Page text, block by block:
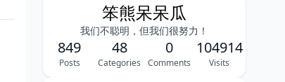
② 对内网作为 NTP 【Server】 提供
服务
完整 V200 配置
笨熊呆呆瓜
我们不聪明，但我们很努力！
849
Posts
48
Categories
0
Comments
104914
Visits